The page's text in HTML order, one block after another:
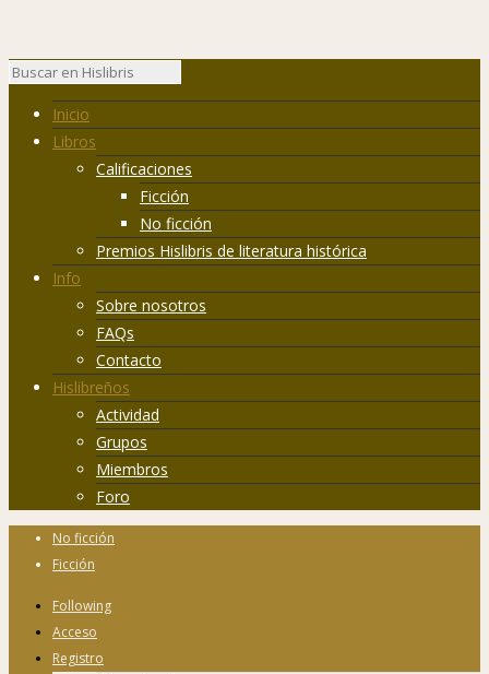
Inicio
Libros
Calificaciones
Ficción
No ficción
Premios Hislibris de literatura histórica
Info
Sobre nosotros
FAQs
Contacto
Hislibreños
Actividad
Grupos
Miembros
Foro
No ficción
Ficción
Following
Acceso
Registro